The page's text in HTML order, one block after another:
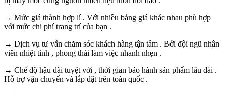
→ Mức giá thành hợp lí . Với nhiều bảng giá khác nhau phù hợp
với mức chi phí trang trí của bạn .
→ Dịch vụ tư vẫn chăm sóc khách hàng tận tâm . Bởi đội ngũ nhân
viên nhiệt tình , phong thái làm việc nhanh nhẹn .
→ Chế độ hậu đãi tuyệt vời , thời gian bảo hành sản phẩm lâu dài .
Hỗ trợ vận chuyển và lắp đặt trên toàn quốc .